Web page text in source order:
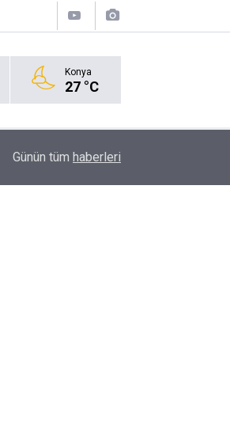
Konya
27 °C
Günün tüm haberleri